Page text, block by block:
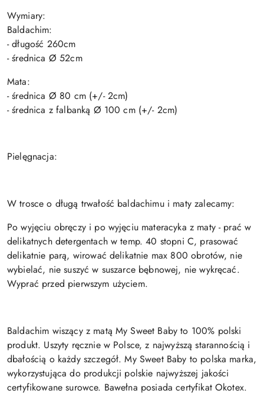
Wymiary:
Baldachim:
- długość 260cm
- średnica Ø 52cm
Mata:
- średnica Ø 80 cm (+/- 2cm)
- średnica z falbanką Ø 100 cm (+/- 2cm)
Pielęgnacja:
W trosce o długą trwałość baldachimu i maty zalecamy:
Po wyjęciu obręczy i po wyjęciu materacyka z maty - prać w
delikatnych detergentach w temp. 40 stopni C, prasować
delikatnie parą, wirować delikatnie max 800 obrotów, nie
wybielać, nie suszyć w suszarce bębnowej, nie wykręcać.
Wyprać przed pierwszym użyciem.
Baldachim wiszący z matą My Sweet Baby to 100% polski
produkt. Uszyty ręcznie w Polsce, z najwyższą starannością i
dbałością o każdy szczegół. My Sweet Baby to polska marka,
wykorzystująca do produkcji polskie najwyższej jakości
certyfikowane surowce. Bawełna posiada certyfikat Okotex.